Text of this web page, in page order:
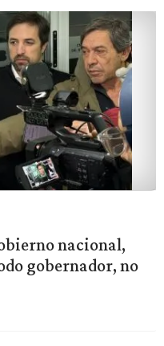
nacional,
gobernador, no